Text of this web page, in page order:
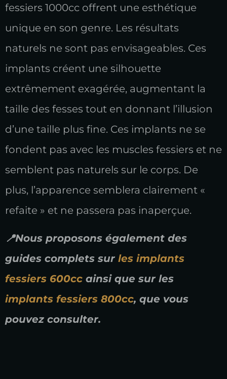
fessiers 1000cc offrent une esthétique
unique en son genre. Les résultats
naturels ne sont pas envisageables. Ces
implants créent une silhouette
extrêmement exagérée, augmentant la
taille des fesses tout en donnant l’illusion
d’une taille plus fine. Ces implants ne se
fondent pas avec les muscles fessiers et ne
semblent pas naturels sur le corps. De
plus, l’apparence semblera clairement «
refaite » et ne passera pas inaperçue.
📍Nous proposons également des
guides complets sur les implants
fessiers 600cc ainsi que sur les
implants fessiers 800cc, que vous
pouvez consulter.